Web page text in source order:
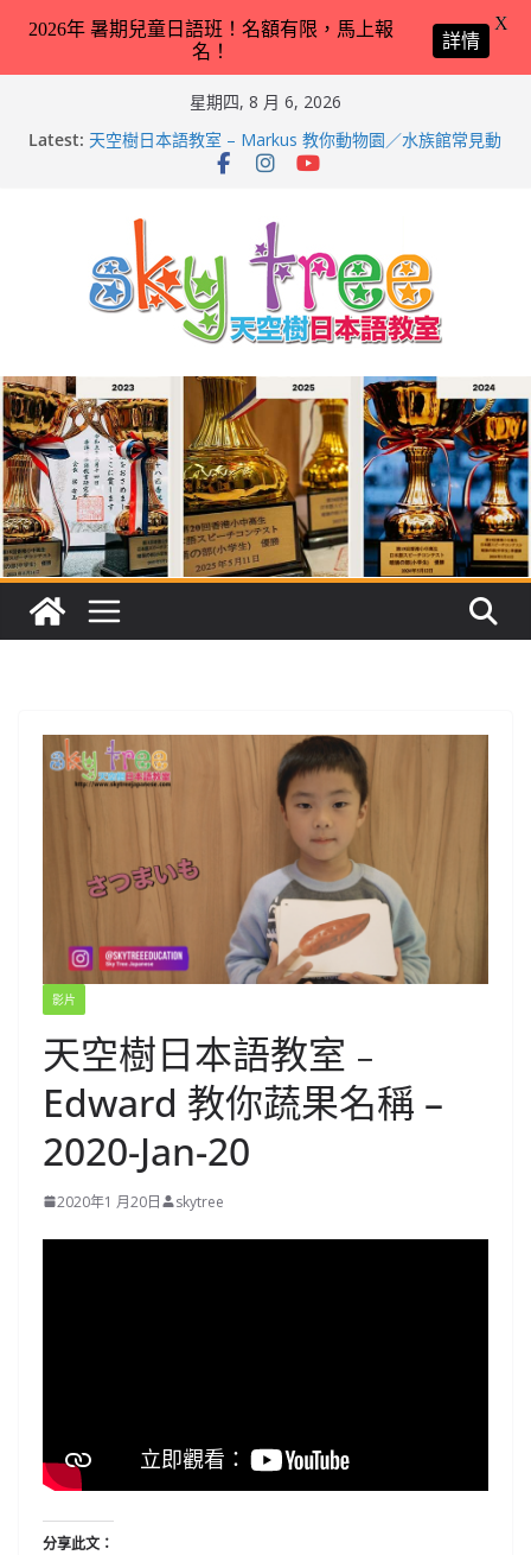
星期四, 8 月 6, 2026
Latest: 天空樹日本語教室 – Markus 教你動物園／水族館常見動
物名稱 – 2026-Feb-9
第21回（2026）香港小中高生日本語スピーチコンテス
ト（日語朗誦比賽）再次獲得優異成績！
2026兒童日語暑期班（適合完全未學過日語 3 － 11 歲
小朋友）！
天空樹日本語教室 – Tyler 教你動物園／水族館常見動物
影片
天空樹日本語教室﹣
Edward 教你蔬果名稱 –
2020-Jan-20
2020年1 月20日 skytree
分享此文：
2026年 暑期兒童日語班！名額有限，馬上報
名！
詳情
X